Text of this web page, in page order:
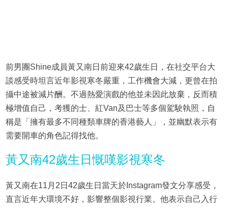
前男團Shine成員黃又南日前迎來42歲生日，在社交平台大
談感受時坦言近年影視寒冬嚴重，工作機會大減，更曾在拍
攝中途被減片酬。不過熱愛演戲的他並未因此放棄，反而積
極增值自己，考獲的士、紅Van及巴士等多個駕駛執照，自
稱是「擁有最多不同種類車牌的香港藝人」，並幽默表示有
需要開車的角色記得找他。
黃又南42歲生日慨嘆影視寒冬
黃又南在11月2日42歲生日當天於Instagram發文分享感受，
直言近年大環境不好，影響整個影視行業。他表示自己入行